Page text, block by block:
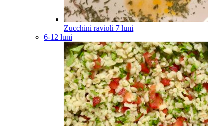
Zucchini ravioli 7 luni
6-12 luni